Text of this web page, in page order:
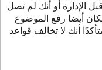
الإدارة أو أنك لم تصل
أيضا رفع الموضوع
أنك لا تخالف قواعد